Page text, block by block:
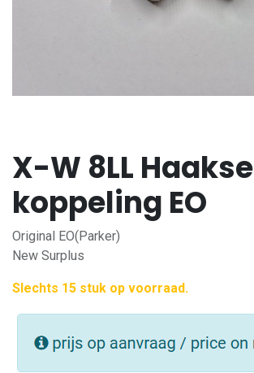
X-W 8LL Haakse
koppeling EO
Original EO(Parker)
New Surplus
Slechts 15 stuk op voorraad.